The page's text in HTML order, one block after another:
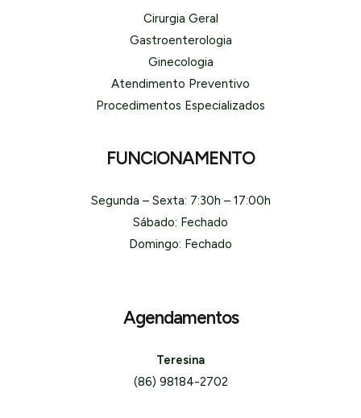
Cirurgia Geral
Gastroenterologia
Ginecologia
Atendimento Preventivo
Procedimentos Especializados
FUNCIONAMENTO
Segunda – Sexta: 7:30h – 17:00h
Sábado: Fechado
Domingo: Fechado
Agendamentos
Teresina
(86) 98184-2702